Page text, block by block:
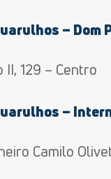
– Dom
II, 129 – Centro
–
Camilo